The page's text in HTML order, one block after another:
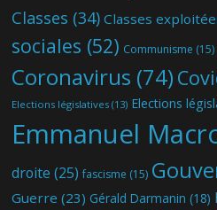
Classes (34) Classes
sociales (52) Communisme (15)
Coronavirus (74)
Elections législatives (13) Elections
Emmanuel
droite (25) fascisme (15)
Guerre (23) Gérald Darmanin (18)